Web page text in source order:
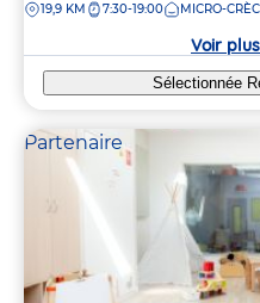
la
DISTANCE
19,9 KM 7:30-19:00 MICRO-
Voir
Sélectionnée
Partenaire